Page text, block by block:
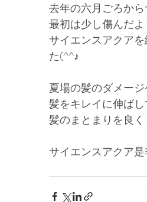
去年の六月ごろか
最初は少し傷んだ
サイエンスアクア
た(^^♪
夏場の髪のダメー
髪をキレイに伸ば
髪のまとまりを良
サイエンスアクア